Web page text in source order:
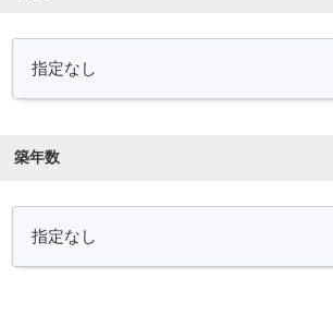
築年数